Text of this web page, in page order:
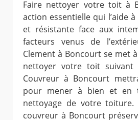
Faire nettoyer votre toit à
action essentielle qui l’aide
et résistante face aux
facteurs venus de
Clement à Boncourt se met
nettoyer votre toit suivant
Couvreur à Boncourt
pour mener à bien et en
nettoyage de votre toiture.
couvreur à Boncourt